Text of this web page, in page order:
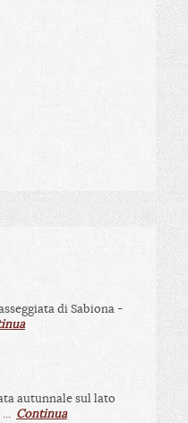
di Sabiona -
autunnale sul lato
Continua